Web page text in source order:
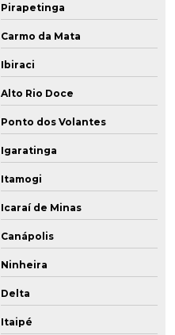
Pirapetinga
Carmo da Mata
Ibiraci
Alto Rio Doce
Ponto dos Volantes
Igaratinga
Itamogi
Icaraí de Minas
Canápolis
Ninheira
Delta
Itaipé